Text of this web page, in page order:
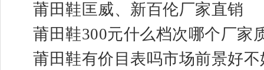
莆田鞋匡威、新百伦厂家直销
莆田鞋300元什么档次哪个厂家
莆田鞋有价目表吗市场前景好不